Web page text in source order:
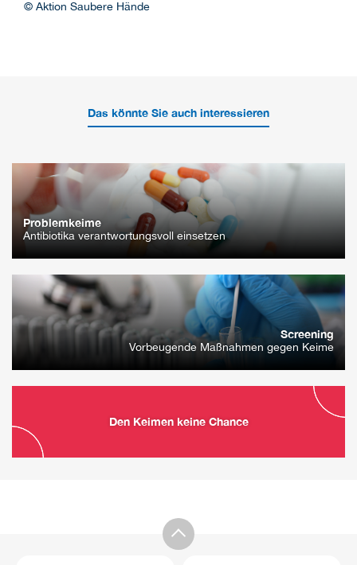
© Aktion Saubere Hände
Das könnte Sie auch interessieren
Problemkeime
Antibiotika verantwortungsvoll einsetzen
Screening
Vorbeugende Maßnahmen gegen Keime
Den Keimen keine Chance